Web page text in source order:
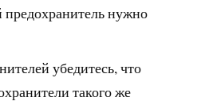
предохранитель нужно
убедитесь, что
такого же